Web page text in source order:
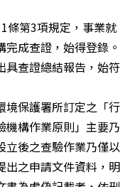
條第3項規定，事業就
成查證，始得登錄。
具查證總結報告，始符
境保護署所訂定之「行
機構作業原則」主要乃
立後之查驗作業乃僅以
出之申請文件資料，明